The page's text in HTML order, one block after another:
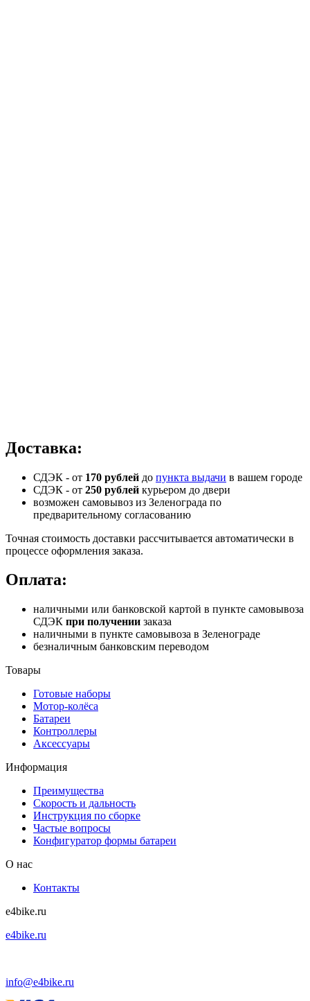
Доставка:
СДЭК - от 170 рублей до пункта выдачи в вашем городе
СДЭК - от 250 рублей курьером до двери
возможен самовывоз из Зеленограда по
предварительному согласованию
Точная стоимость доставки рассчитывается автоматически в
процессе оформления заказа.
Оплата:
наличными или банковской картой в пункте самовывоза
СДЭК при получении заказа
наличными в пункте самовывоза в Зеленограде
безналичным банковским переводом
Товары
Готовые наборы
Мотор-колёса
Батареи
Контроллеры
Аксессуары
Информация
Преимущества
Скорость и дальность
Инструкция по сборке
Частые вопросы
Конфигуратор формы батареи
О нас
Контакты
e4bike.ru
e4bike.ru
info@e4bike.ru